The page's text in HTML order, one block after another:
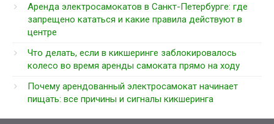
Аренда электросамокатов в Санкт-Петербурге: где
запрещено кататься и какие правила действуют в
центре
Что делать, если в кикшеринге заблокировалось
колесо во время аренды самоката прямо на ходу
Почему арендованный электросамокат начинает
пищать: все причины и сигналы кикшеринга